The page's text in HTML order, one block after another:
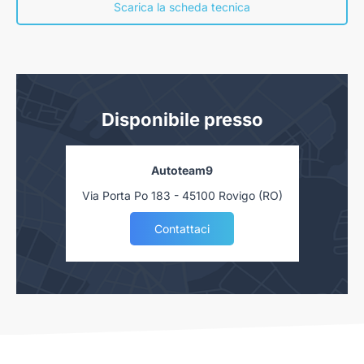
Scarica la scheda tecnica
Disponibile presso
Autoteam9
Via Porta Po 183 - 45100 Rovigo (RO)
Contattaci